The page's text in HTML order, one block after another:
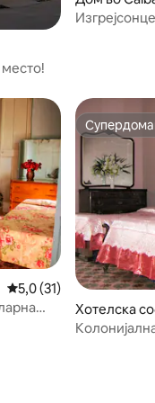
Просечна оцена: 5,0
5,0 (31)
Хотелска